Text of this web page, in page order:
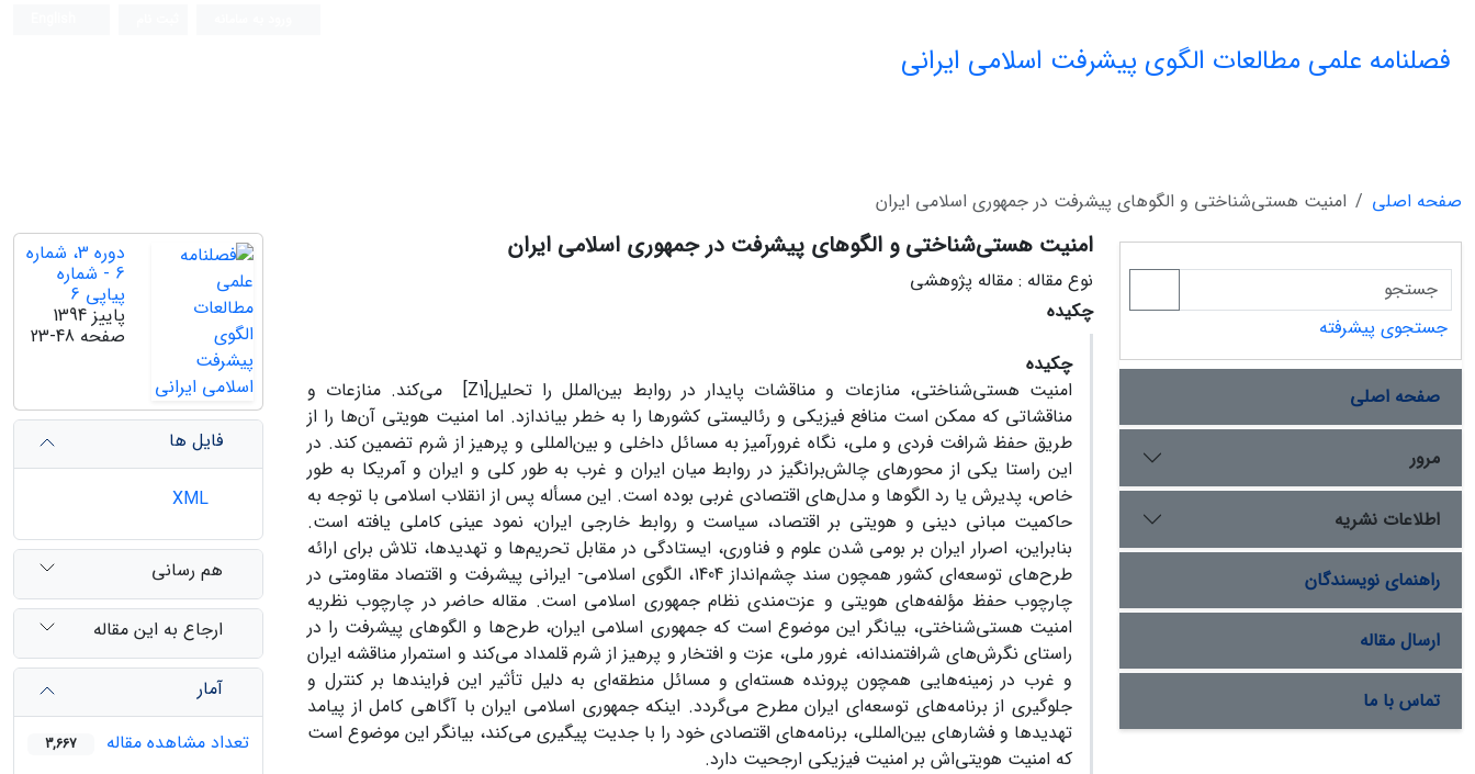
فصلنامه علمی مطالعات الگوی پیشرفت اسلامی ایرانی
صفحه اصلی امنیت هستی‌شناختی و الگوهای پیشرفت در جمهوری اسلامی ایران
امنیت هستی‌شناختی و الگوهای پیشرفت در جمهوری اسلامی ایران
نوع مقاله : مقاله پژوهشی
چکیده
چکیده
امنیت هستی‌شناختی، منازعات و مناقشات پایدار در روابط بین‌الملل را تحلیل[Z1] می‌کند. منازعات و
مناقشاتی که ممکن است منافع فیزیکی و رئالیستی کشورها را به خطر بیاندازد. اما امنیت هویتی آن‌ها را از
طریق حفظ شرافت فردی و ملی، نگاه غرورآمیز به مسائل داخلی و بین‌المللی و پرهیز از شرم تضمین کند. در
این راستا یکی از محورهای چالش‌برانگیز در روابط میان ایران و غرب به طور کلی و ایران و آمریکا به طور
خاص، پدیرش یا رد الگوها و مدل‌های اقتصادی غربی بوده است. این مسأله پس از انقلاب اسلامی با توجه به
حاکمیت مبانی دینی و هویتی بر اقتصاد، سیاست و روابط خارجی ایران، نمود عینی کاملی یافته است.
بنابراین، اصرار ایران بر بومی شدن علوم و فناوری، ایستادگی در مقابل تحریم‌ها و تهدیدها، تلاش برای ارائه
طرح‌های توسعه‌ای کشور همچون سند چشم‌انداز 1404، الگوی اسلامی- ایرانی پیشرفت و اقتصاد مقاومتی در
چارچوب حفظ مؤلفه‌های هویتی و عزت‌مندی نظام جمهوری اسلامی است. مقاله حاضر در چارچوب نظریه
امنیت هستی‌شناختی، بیانگر این موضوع است که جمهوری اسلامی ایران، طرح‌ها و الگوهای پیشرفت را در
راستای نگرش‌های شرافتمندانه، غرور ملی، عزت و افتخار و پرهیز از شرم قلمداد می‌کند و استمرار مناقشه ایران
و غرب در زمینه‌هایی همچون پرونده هسته‌ای و مسائل منطقه‌ای به دلیل تأثیر این فرایندها بر کنترل و
جلوگیری از برنامه‌های توسعه‌ای ایران مطرح می‌گردد. اینکه جمهوری اسلامی ایران با آگاهی کامل از پیامد
تهدیدها و فشارهای بین‌المللی، برنامه‌های اقتصادی خود را با جدیت پیگیری می‌کند، بیانگر این موضوع است
که امنیت هویتی‌اش بر امنیت فیزیکی ارجحیت دارد.
دوره 3، شماره
6 - شماره
پیاپی 6
پاییز 1394
صفحه 23-48
فایل ها
هم رسانی
ارجاع به این مقاله
آمار
تعداد مشاهده مقاله
3,667
جستجوی پیشرفته
صفحه اصلی
مرور
اطلاعات نشریه
راهنمای نویسندگان
ارسال مقاله
تماس با ما